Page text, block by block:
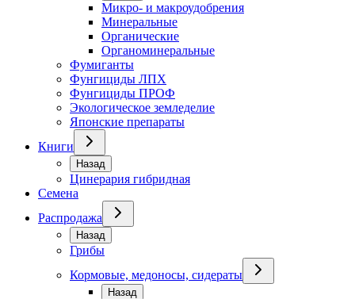
Микро- и макроудобрения
Минеральные
Органические
Органоминеральные
Фумиганты
Фунгициды ЛПХ
Фунгициды ПРОФ
Экологическое земледелие
Японские препараты
Книги
Назад
Цинерария гибридная
Семена
Распродажа
Назад
Грибы
Кормовые, медоносы, сидераты
Назад